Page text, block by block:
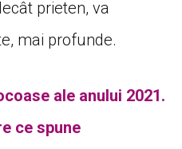
prieten, va
mai profunde.
ale anului 2021.
ce spune